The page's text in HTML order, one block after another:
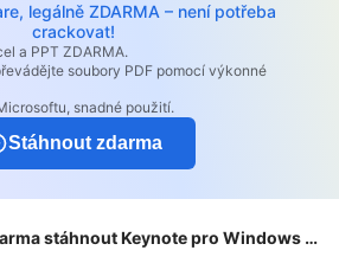
legálně ZDARMA – není potřeba
crackovat!
a PPT ZDARMA.
soubory PDF pomocí výkonné
snadné použití.
Stáhnout zdarma
Jak zdarma stáhnout Keynote pro Windows [2024]